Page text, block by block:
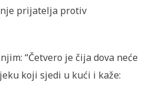
prijatelja protiv
“Četvero je čija dova neće
koji sjedi u kući i kaže: